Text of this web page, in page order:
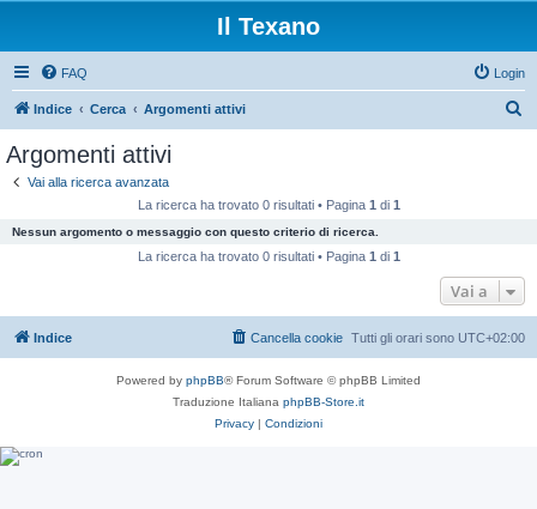
Il Texano
FAQ Login
Indice Cerca Argomenti attivi
Argomenti attivi
Vai alla ricerca avanzata
La ricerca ha trovato 0 risultati • Pagina 1 di 1
Nessun argomento o messaggio con questo criterio di ricerca.
La ricerca ha trovato 0 risultati • Pagina 1 di 1
Vai a
Indice Tutti gli orari sono UTC+02:00
Cancella cookie
Powered by phpBB® Forum Software © phpBB Limited
Traduzione Italiana phpBB-Store.it
Privacy | Condizioni